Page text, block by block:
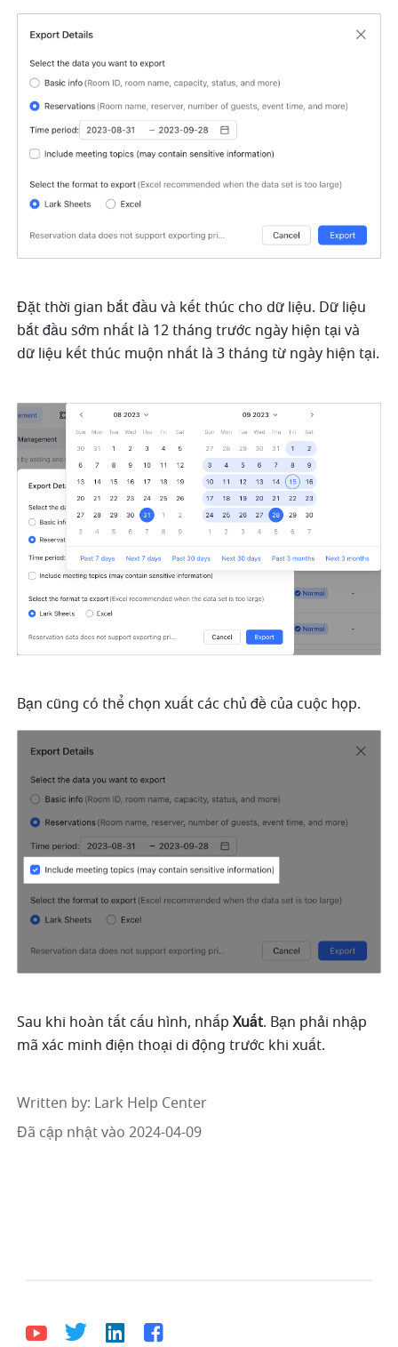
Đặt thời gian bắt đầu và kết thúc cho dữ liệu. Dữ liệu
bắt đầu sớm nhất là 12 tháng trước ngày hiện tại và
Bạn cũng có thể chọn xuất các chủ đề của cuộc họp.
Sau khi hoàn tất cấu hình, nhấp Xuất. Bạn phải nhập
mã xác minh điện thoại di động trước khi xuất.
Written by: Lark Help Center
Đã cập nhật vào 2024-04-09